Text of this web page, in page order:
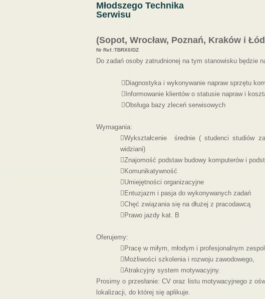
Młodszego Technika
Serwisu
(Sopot, Wrocław, Poznań, Kraków i
Nr Ref.:TBRX0/DZ
Do zadań osoby zatrudnionej na tym stanowisku będzie
Diagnostyka i wykonywanie napraw sprzętu
 Informowanie klientów o statusie napraw i
Obsługa bazy zleceń serwisowych
Wymagania:
Wykształcenie średnie ( studenci studiów
widziani)
Znajomość podstaw budowy komputerów i
 Komunikatywność
 Umiejętności organizacyjne
 Entuzjazm i pasja do wykonywanych zadań
Chęć związania się na dłużej z pracodawcą
 Prawo jazdy kat. B
Oferujemy:
 Pracę w miłym, młodym i profesjonalnym
 Możliwości szkolenia i rozwoju zawodowego,
Atrakcyjny system motywacyjny.
Prosimy o przesłanie: CV oraz listu motywacyjnego z
lokalizacji, do której się aplikuje.